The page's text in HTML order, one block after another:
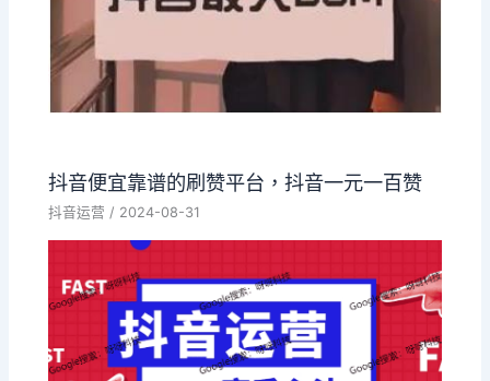
抖音便宜靠谱的刷赞平台，抖音一元一百赞
抖音运营 / 2024-08-31